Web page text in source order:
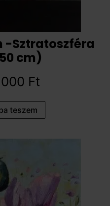
-Sztratoszféra
cm)
Ft
teszem